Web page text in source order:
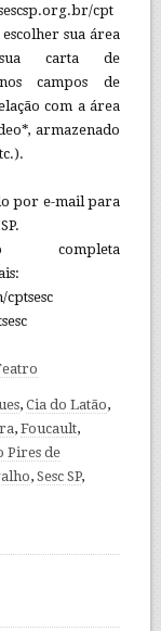
cpt
sua área
carta de
campos de
com a área
armazenado
por e-mail para
completa
cptsesc
, Cia do Latão,
, Foucault,
Pires de
, Sesc SP,